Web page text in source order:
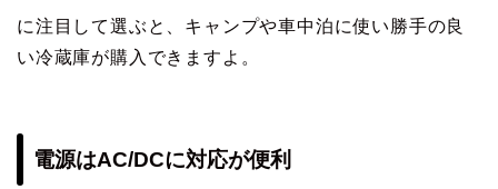
に注目して選ぶと、キャンプや車中泊に使い勝手の良
い冷蔵庫が購入できますよ。
電源はAC/DCに対応が便利